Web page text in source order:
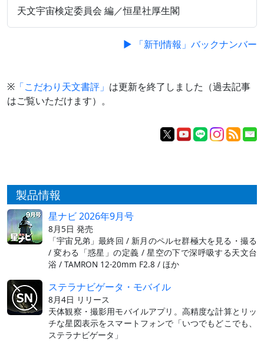
天文宇宙検定委員会 編／恒星社厚生閣
▶ 「新刊情報」バックナンバー
※ 「こだわり天文書評」 は更新を終了しました（過去記事
はご覧いただけます）。
製品情報
星ナビ 2026年9月号
8月5日 発売
「宇宙兄弟」最終回 / 新月のペルセ群極大を見る・撮る
/ 変わる「惑星」の定義 / 星空の下で深呼吸する天文台
浴 / TAMRON 12-20mm F2.8 / ほか
ステラナビゲータ・モバイル
8月4日 リリース
天体観察・撮影用モバイルアプリ。高精度な計算とリッ
チな星図表示をスマートフォンで「いつでもどこでも、
ステラナビゲータ」